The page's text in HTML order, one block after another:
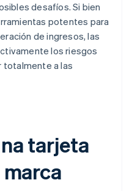
desafíos. Si bien
potentes para
de ingresos, las
los riesgos
totalmente a las
tarjeta